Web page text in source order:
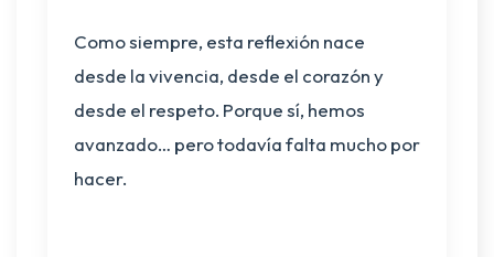
Como siempre, esta reflexión nace
desde la vivencia, desde el corazón y
desde el respeto. Porque sí, hemos
avanzado… pero todavía falta mucho por
hacer.